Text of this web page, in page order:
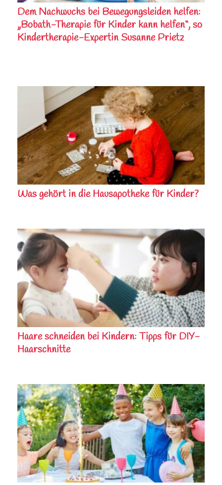
Dem Nachwuchs bei Bewegungsleiden helfen:
„Bobath-Therapie für Kinder kann helfen“, so
Kindertherapie-Expertin Susanne Prietz
Was gehört in die Hausapotheke für Kinder?
Haare schneiden bei Kindern: Tipps für DIY-
Haarschnitte